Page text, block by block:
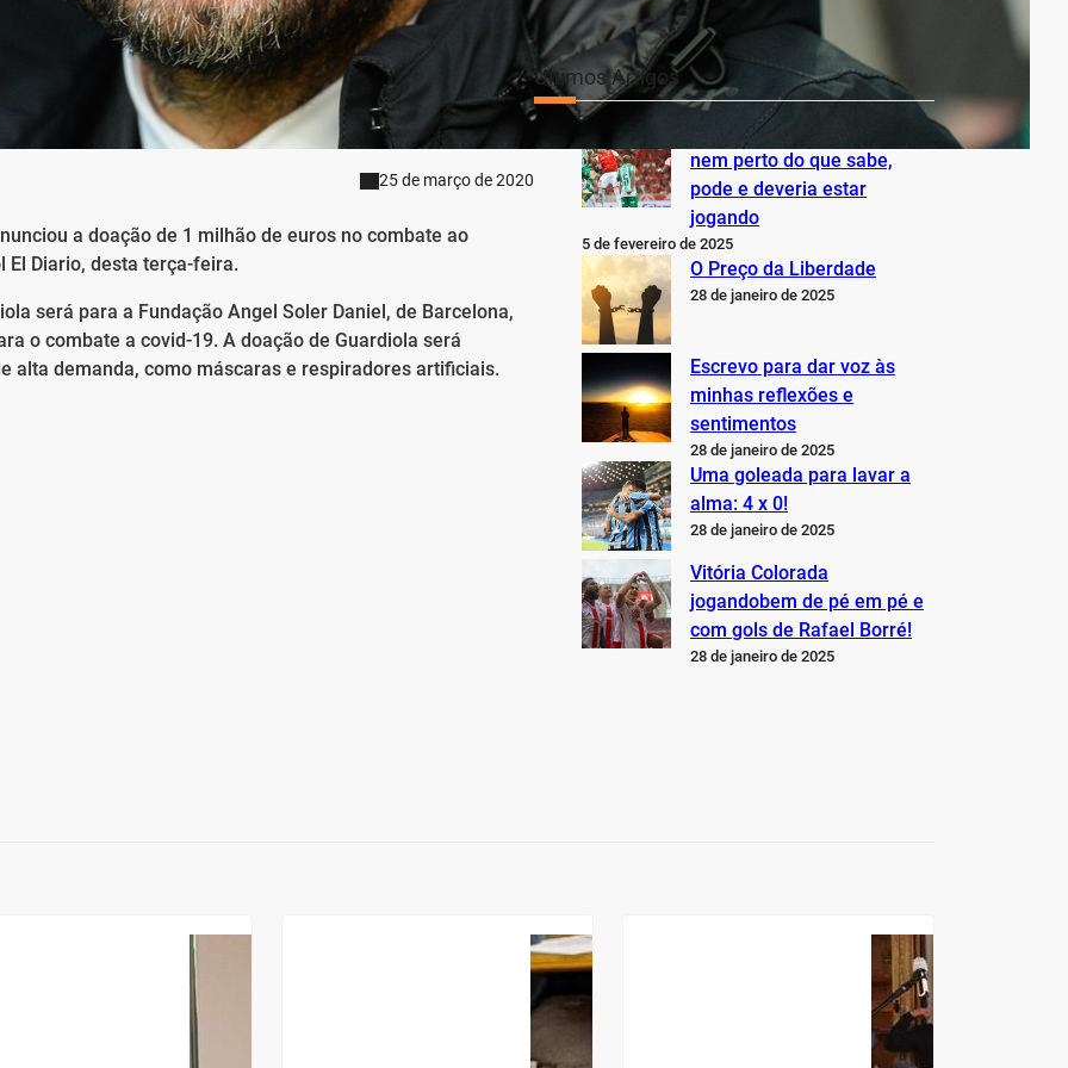
25 de março de 2020
a doação de 1 milhão de euros no combate ao
El Diario, desta terça-feira.
será para a Fundação Angel Soler Daniel, de Barcelona,
o combate a covid-19. A doação de Guardiola será
alta demanda, como máscaras e respiradores artificiais.
Últimos Artigos
O Inter não está jogando
nem perto do que sabe,
pode e deveria estar
jogando
5 de fevereiro de 2025
O Preço da Liberdade
28 de janeiro de 2025
Escrevo para dar voz às
minhas reflexões e
sentimentos
28 de janeiro de 2025
Uma goleada para lavar a
alma: 4 x 0!
28 de janeiro de 2025
Vitória Colorada
jogandobem de pé em pé e
com gols de Rafael Borré!
28 de janeiro de 2025